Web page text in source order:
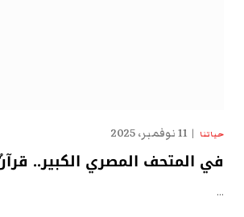
حياتنا 11 نوفمبر، 2025
في المتحف المصري الكبير..
…